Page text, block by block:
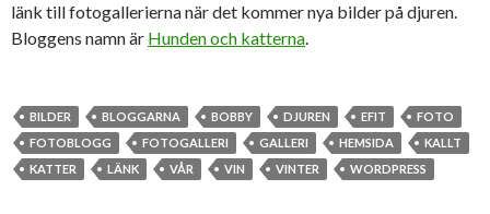
länk till fotogallerierna när det kommer nya bilder på djuren.
Bloggens namn är Hunden och katterna.
BILDER BLOGGARNA BOBBY DJUREN EFIT
FOTO
FOTOBLOGG
FOTOGALLERI GALLERI HEMSIDA
KALLT
KATTER
LÄNK VÅR VIN VINTER WORDPRESS